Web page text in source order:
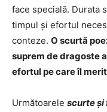
face specială. Durata
timpul și efortul
conteze. O scurtă
suprem de dragoste
efortul pe care îl
Următoarele scurte și